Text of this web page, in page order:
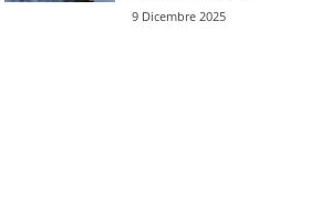
9 Dicembre 2025